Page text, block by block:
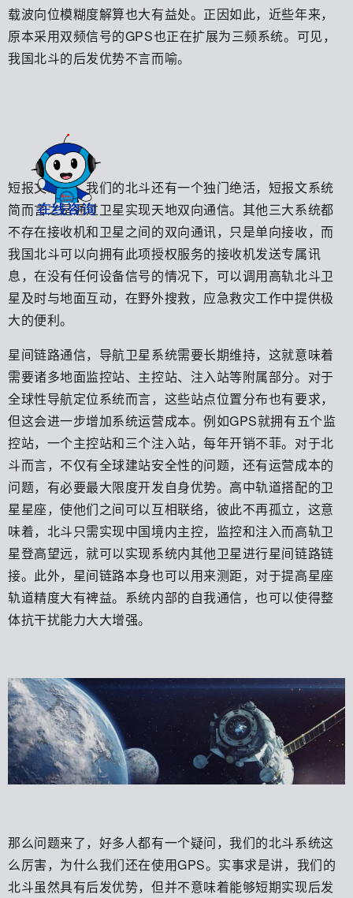
载波向位模糊度解算也大有益处。正因如此，近些年来，
原本采用双频信号的GPS也正在扩展为三频系统。可见，
我国北斗的后发优势不言而喻。
短报文系统，我们的北斗还有一个独门绝活，短报文系统
简而言之是通过卫星实现天地双向通信。其他三大系统都
不存在接收机和卫星之间的双向通讯，只是单向接收，而
我国北斗可以向拥有此项授权服务的接收机发送专属讯
息，在没有任何设备信号的情况下，可以调用高轨北斗卫
星及时与地面互动，在野外搜救，应急救灾工作中提供极
大的便利。
星间链路通信，导航卫星系统需要长期维持，这就意味着
需要诸多地面监控站、主控站、注入站等附属部分。对于
全球性导航定位系统而言，这些站点位置分布也有要求，
但这会进一步增加系统运营成本。例如GPS就拥有五个监
控站，一个主控站和三个注入站，每年开销不菲。对于北
斗而言，不仅有全球建站安全性的问题，还有运营成本的
问题，有必要最大限度开发自身优势。高中轨道搭配的卫
星星座，使他们之间可以互相联络，彼此不再孤立，这意
味着，北斗只需实现中国境内主控，监控和注入而高轨卫
星登高望远，就可以实现系统内其他卫星进行星间链路链
接。此外，星间链路本身也可以用来测距，对于提高星座
轨道精度大有裨益。系统内部的自我通信，也可以使得整
体抗干扰能力大大增强。
那么问题来了，好多人都有一个疑问，我们的北斗系统这
么厉害，为什么我们还在使用GPS。实事求是讲，我们的
北斗虽然具有后发优势，但并不意味着能够短期实现后发